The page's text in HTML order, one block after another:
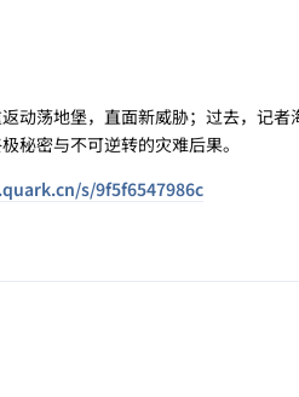
荡地堡，直面新威胁；过去，记者
秘密与不可逆转的灾难后果。
s/9f5f6547986c